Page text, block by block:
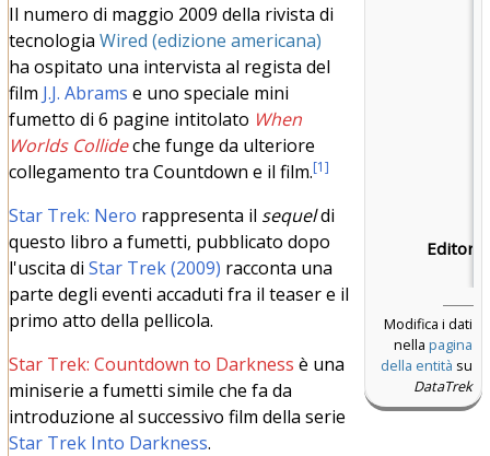
Editore:
Modifica i dati
nella pagina
della entità su
DataTrek
Il numero di maggio 2009 della rivista di
tecnologia Wired (edizione americana)
ha ospitato una intervista al regista del
film J.J. Abrams e uno speciale mini
fumetto di 6 pagine intitolato When
Worlds Collideche funge da ulteriore
collegamento tra Countdown e il film.[1]
Star Trek: Nero rappresenta il sequeldi
questo libro a fumetti, pubblicato dopo
l'uscita di Star Trek (2009) racconta una
parte degli eventi accaduti fra il teaser e il
primo atto della pellicola.
Star Trek: Countdown to Darkness è una
miniserie a fumetti simile che fa da
introduzione al successivo film della serie
Star Trek Into Darkness.